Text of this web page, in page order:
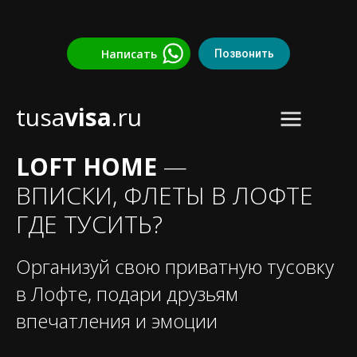
Позвонить
Написать
tusavisa.ru
LOFT HOME —
ВПИСКИ, ФЛЕТЫ В ЛОФТЕ
ГДЕ ТУСИТЬ?
Организуй свою приватную тусовку
в Лофте, подари друзьям
впечатления и эмоции